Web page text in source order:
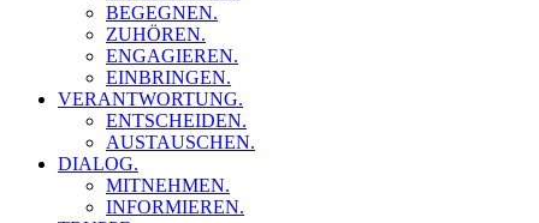
BEGEGNEN.
ZUHÖREN.
ENGAGIEREN.
EINBRINGEN.
VERANTWORTUNG.
ENTSCHEIDEN.
AUSTAUSCHEN.
DIALOG.
MITNEHMEN.
INFORMIEREN.